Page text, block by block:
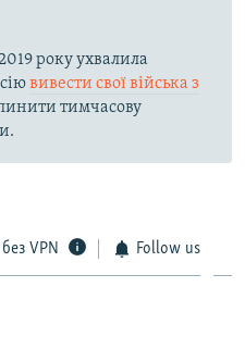
року ухвалила
вивести свої війська з
тимчасову
VPN Follow us